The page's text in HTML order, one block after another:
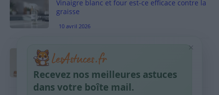
Vinaigre blanc et four est-ce efficace contre la
graisse
10 avril 2026
Taches pigmentaires : routine simple +
habitudes qui aident
9 avril 2026
×
Recevez nos meilleures astuces
dans votre boîte mail.